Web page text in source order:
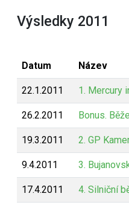
Výsledky 2011
Datum Název
22.1.2011 1. Mercury
26.2.2011 Bonus.
19.3.2011 2. GP
9.4.2011 3.
17.4.2011 4. Silniční